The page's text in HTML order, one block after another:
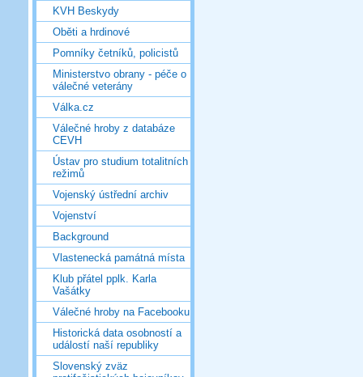
KVH Beskydy
Oběti a hrdinové
Pomníky četníků, policistů
Ministerstvo obrany - péče o
válečné veterány
Válka.cz
Válečné hroby z databáze
CEVH
Ústav pro studium totalitních
režimů
Vojenský ústřední archiv
Vojenství
Background
Vlastenecká památná místa
Klub přátel pplk. Karla
Vašátky
Válečné hroby na Facebooku
Historická data osobností a
událostí naší republiky
Slovenský zväz